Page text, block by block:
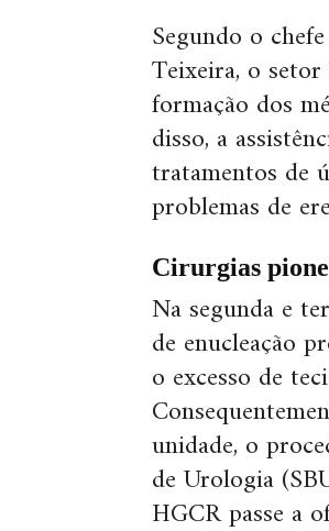
Segundo o
Teixeira, o
formação dos
disso, a
tratamentos de
problemas de
Cirurgias
Na segunda e
de enucleação
o excesso de
unidade, o
de Urologia
HGCR passe a